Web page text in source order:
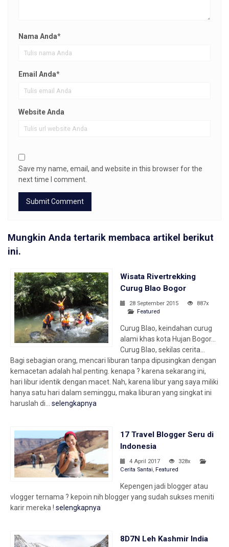
Nama Anda*
Email Anda*
Website Anda
Save my name, email, and website in this browser for the
next time I comment.
Mungkin Anda tertarik membaca artikel berikut
ini.
Wisata Rivertrekking
Curug Blao Bogor
28 September 2015
887x
Featured
Curug Blao, keindahan curug
alami khas kota Hujan Bogor…
Curug Blao, sekilas cerita…
Bagi sebagian orang, mencari liburan tanpa dipusingkan dengan
kemacetan adalah hal penting. kenapa ? karena sekarang ini,
hari libur identik dengan macet. Nah, karena libur yang saya miliki
hanya satu hari dalam seminggu, maka liburan yang singkat ini
haruslah di... selengkapnya
17 Travel Blogger Seru di
Indonesia
4 April 2017
328x
Cerita Santai, Featured
Kepengen jadi blogger atau
vlogger ternama ? kepoin nih blogger yang sudah sukses meniti
karir mereka ! selengkapnya
8D7N Leh Kashmir India